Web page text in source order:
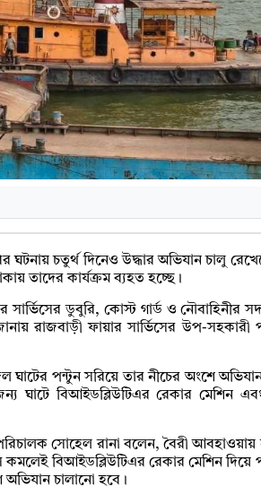
ঘটনায় চতুর্থ দিনেও উদ্ধার অভিযান চালু
তাদের কার্যক্রম ব্যহত হচ্ছে।
সার্ভিসের ডুবুরি, কোস্ট গার্ড ও নৌবাহিনীর
রাজবাড়ী ফায়ার সার্ভিসের উপ-
ঘাটের পন্টুন সরিয়ে তার নীচের অংশে
ঘাটে বিআইডব্লিউটিএর রেকার মেশিন
সোহেল রানা বলেন, বৈরী আবহাওয়ায়
বিআইডব্লিউটিএর রেকার মেশিন দিয়ে
চালানো হবে।